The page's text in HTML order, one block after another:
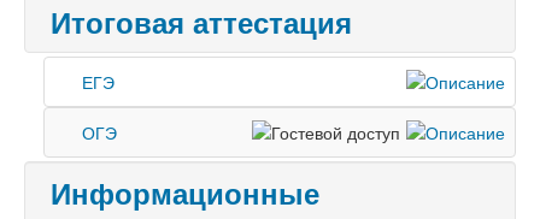
Итоговая аттестация
ЕГЭ
ОГЭ
Информационные